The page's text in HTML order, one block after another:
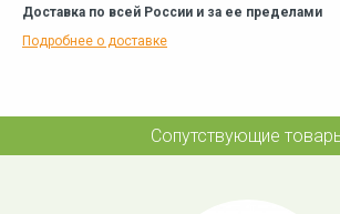
Доставка по всей России и за ее пределами
Подробнее о доставке
Сопутствующие